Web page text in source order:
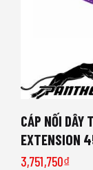
CÁP NỐI DÂY
EXTENSION
3,751,750₫